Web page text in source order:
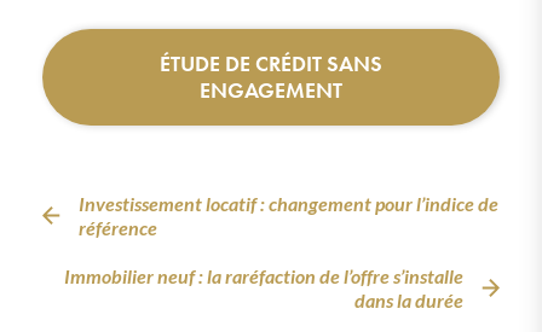
ÉTUDE DE CRÉDIT SANS
ENGAGEMENT
Investissement locatif : changement pour l’indice de
référence
Immobilier neuf : la raréfaction de l’offre s’installe
dans la durée